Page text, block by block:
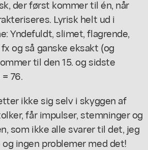
der først kommer til én, når
Lyrisk helt ud i
Yndefuldt, slimet, flagrende,
og så ganske eksakt (og
til den 15. og sidste
76.
ikke sig selv i skyggen af
får impulser, stemninger og
som ikke alle svarer til det, jeg
ingen problemer med det!